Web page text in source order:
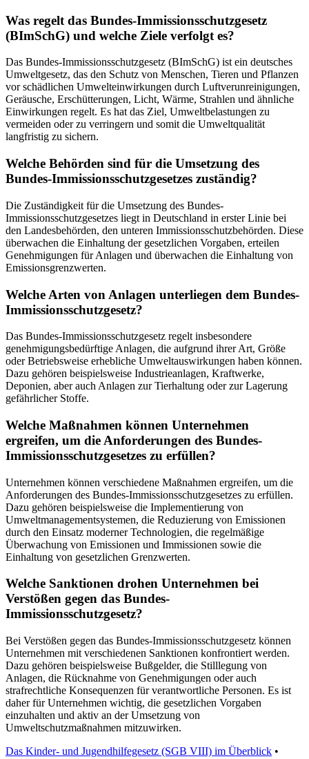
Was regelt das Bundes-Immissionsschutzgesetz
(BImSchG) und welche Ziele verfolgt es?
Das Bundes-Immissionsschutzgesetz (BImSchG) ist ein deutsches
Umweltgesetz, das den Schutz von Menschen, Tieren und Pflanzen
vor schädlichen Umwelteinwirkungen durch Luftverunreinigungen,
Geräusche, Erschütterungen, Licht, Wärme, Strahlen und ähnliche
Einwirkungen regelt. Es hat das Ziel, Umweltbelastungen zu
vermeiden oder zu verringern und somit die Umweltqualität
langfristig zu sichern.
Welche Behörden sind für die Umsetzung des
Bundes-Immissionsschutzgesetzes zuständig?
Die Zuständigkeit für die Umsetzung des Bundes-
Immissionsschutzgesetzes liegt in Deutschland in erster Linie bei
den Landesbehörden, den unteren Immissionsschutzbehörden. Diese
überwachen die Einhaltung der gesetzlichen Vorgaben, erteilen
Genehmigungen für Anlagen und überwachen die Einhaltung von
Emissionsgrenzwerten.
Welche Arten von Anlagen unterliegen dem Bundes-
Immissionsschutzgesetz?
Das Bundes-Immissionsschutzgesetz regelt insbesondere
genehmigungsbedürftige Anlagen, die aufgrund ihrer Art, Größe
oder Betriebsweise erhebliche Umweltauswirkungen haben können.
Dazu gehören beispielsweise Industrieanlagen, Kraftwerke,
Deponien, aber auch Anlagen zur Tierhaltung oder zur Lagerung
gefährlicher Stoffe.
Welche Maßnahmen können Unternehmen
ergreifen, um die Anforderungen des Bundes-
Immissionsschutzgesetzes zu erfüllen?
Unternehmen können verschiedene Maßnahmen ergreifen, um die
Anforderungen des Bundes-Immissionsschutzgesetzes zu erfüllen.
Dazu gehören beispielsweise die Implementierung von
Umweltmanagementsystemen, die Reduzierung von Emissionen
durch den Einsatz moderner Technologien, die regelmäßige
Überwachung von Emissionen und Immissionen sowie die
Einhaltung von gesetzlichen Grenzwerten.
Welche Sanktionen drohen Unternehmen bei
Verstößen gegen das Bundes-
Immissionsschutzgesetz?
Bei Verstößen gegen das Bundes-Immissionsschutzgesetz können
Unternehmen mit verschiedenen Sanktionen konfrontiert werden.
Dazu gehören beispielsweise Bußgelder, die Stilllegung von
Anlagen, die Rücknahme von Genehmigungen oder auch
strafrechtliche Konsequenzen für verantwortliche Personen. Es ist
daher für Unternehmen wichtig, die gesetzlichen Vorgaben
einzuhalten und aktiv an der Umsetzung von
Umweltschutzmaßnahmen mitzuwirken.
Das Kinder- und Jugendhilfegesetz (SGB VIII) im Überblick •